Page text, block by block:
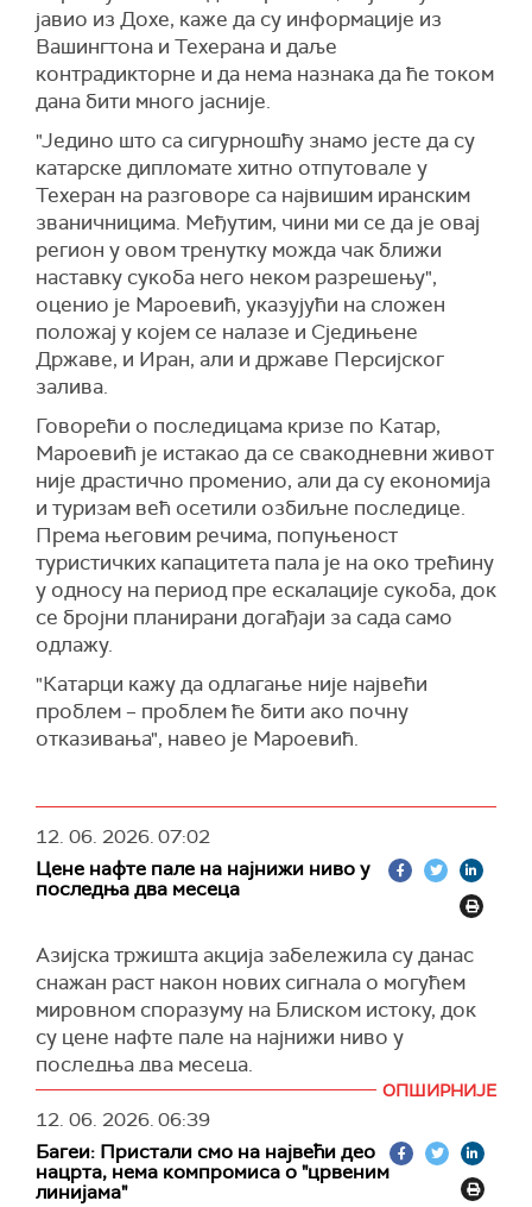
јавио из Дохе, каже да су информације из
Вашингтона и Техерана и даље
контрадикторне и да нема назнака да ће током
дана бити много јасније.
"Једино што са сигурношћу знамо јесте да су
катарске дипломате хитно отпутовале у
Техеран на разговоре са највишим иранским
званичницима. Међутим, чини ми се да је овај
регион у овом тренутку можда чак ближи
наставку сукоба него неком разрешењу",
оценио је Мароевић, указујући на сложен
положај у којем се налазе и Сједињене
Државе, и Иран, али и државе Персијског
залива.
Говорећи о последицама кризе по Катар,
Мароевић је истакао да се свакодневни живот
није драстично променио, али да су економија
и туризам већ осетили озбиљне последице.
Према његовим речима, попуњеност
туристичких капацитета пала је на око трећину
у односу на период пре ескалације сукоба, док
се бројни планирани догађаји за сада само
одлажу.
"Катарци кажу да одлагање није највећи
проблем – проблем ће бити ако почну
отказивања", навео је Мароевић.
12. 06. 2026.07:02
Цене нафте пале на најнижи ниво у
последња два месеца
Азијска тржишта акција забележила су данас
снажан раст након нових сигнала о могућем
мировном споразуму на Блиском истоку, док
су цене нафте пале на најнижи ниво у
последња два месеца.
Цена америчке сирове нафтепала је за 1,2
одсто на 86,69 долара по барелу, након пада
од 2,6 одсто претходног дана, пренео је
Ројтерс.
ОПШИРНИЈЕ
12. 06. 2026.06:39
Багеи: Пристали смо на највећи део
нацрта, нема компромиса о "црвеним
линијама"